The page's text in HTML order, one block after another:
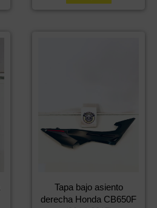
Tapa bajo asiento
derecha Honda CB650F